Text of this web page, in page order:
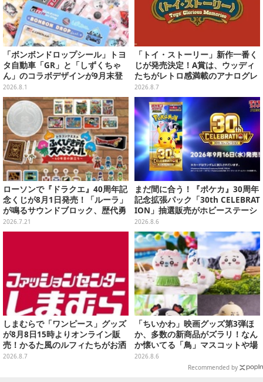
「ボンボンドロップシール」トヨ
タ自動車「GR」と「しずくちゃ
ん」のコラボデザインが9月末登
場！くま吉らも描かれた全4柄
2026.8.1
「トイ・ストーリー」新作一番く
じが発売決定！A賞は、ウッディ
たちがレトロ感満載のアナログレ
コード上を走る姿で立体化
2026.8.7
ローソンで『ドラクエ』40周年記
念くじが8月1日発売！「ルーラ」
が鳴るサウンドブロック、歴代勇
者＆スライムのフィギュアなど、
シリーズを振り返る景品盛りだく
2026.7.21
まだ間に合う！『ポケカ』30周年
記念拡張パック「30th CELEBRAT
ION」抽選販売がホビーステーシ
ョンで実施中、8月6日まで
2026.8.6
しまむらで「ワンピース」グッズ
が8月8日15時よりオンライン販
売！かるた風のルフィたちがお洒
落なバッグや、チョッパーが可愛
2026.8.7
「ちいかわ」映画グッズ第3弾ほ
か、多数の新商品がズラリ！なん
か懐いてる「鳥」マスコットや場
面写アイテムなど必見のラインナ
2026.8.6
Recommended by